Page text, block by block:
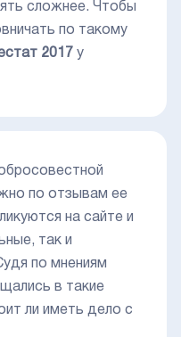
сложнее. Чтобы
по такому
2017 у
по отзывам ее
на сайте и
так и
по мнениям
в такие
ли иметь дело с